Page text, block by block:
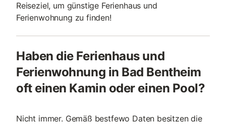
Reiseziel, um günstige Ferienhaus und
Ferienwohnung zu finden!
Haben die Ferienhaus und
Ferienwohnung in Bad Bentheim
oft einen Kamin oder einen Pool?
Nicht immer. Gemäß bestfewo Daten besitzen die